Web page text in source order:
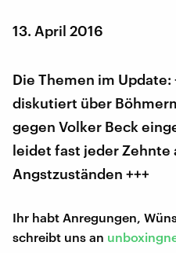
13. April 2016
Die Themen im Update:
diskutiert über
gegen Volker Beck
leidet fast jeder Zehnte
Angstzuständen +++
Ihr habt Anregungen,
schreibt uns an